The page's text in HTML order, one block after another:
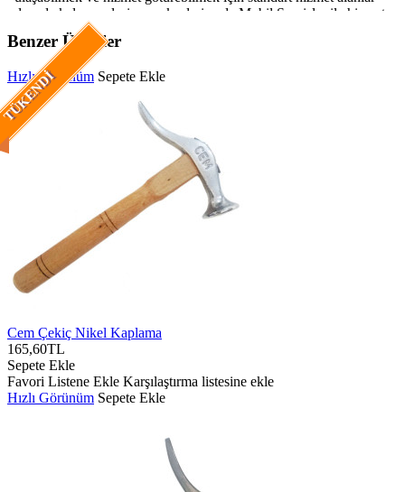
Benzer Ürünler
TÜKENDI
Hızlı Görünüm Sepete Ekle
Cem Çekiç Nikel Kaplama
165,60TL
Sepete Ekle
Favori Listene Ekle Karşılaştırma listesine ekle
Hızlı Görünüm Sepete Ekle